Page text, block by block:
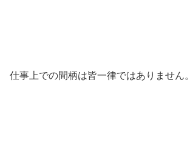
仕事上での間柄は皆一律ではありません。